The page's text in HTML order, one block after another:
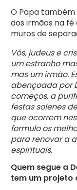
O Papa
dos irmãos na
muros de
Vós, judeus e
um estranho
mas um irmão.
abençoada por
começos, a
festas solenes
que ocorrem
formulo os
para renovar a
espirituais.
Quem segue a
tem um projeto